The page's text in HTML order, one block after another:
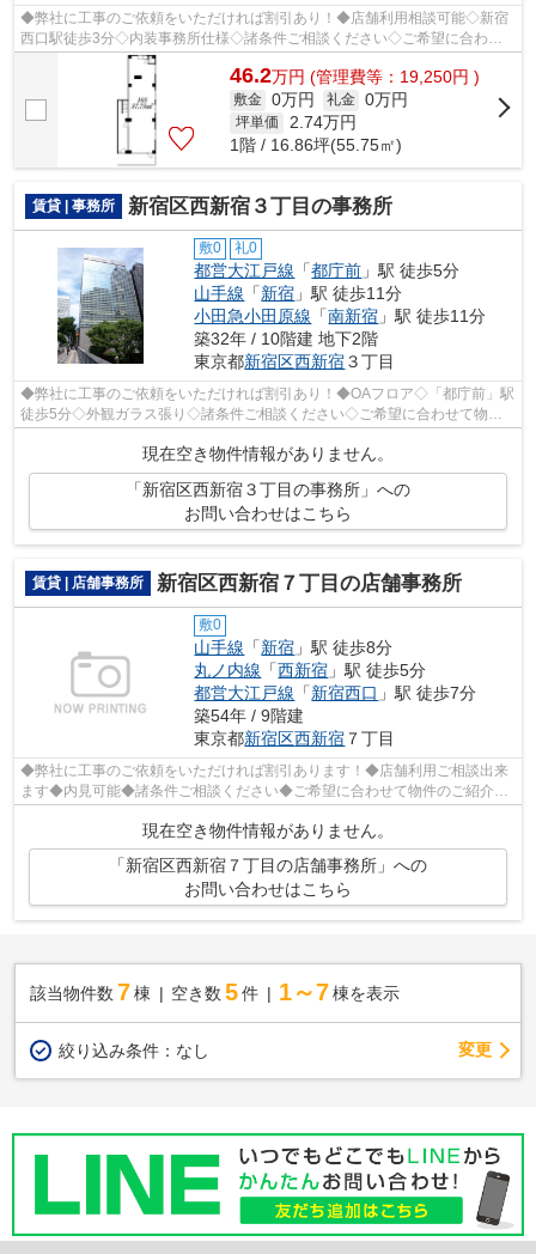
◆弊社に工事のご依頼をいただければ割引あり！◆店舗利用相談可能◇新宿
⻄⼝駅徒歩3分◇内装事務所仕様◇諸条件ご相談ください◇ご希望に合わせ
て物件のご提案が可能です◇お気軽にお問い合...
46.2万円 (管理費等：19,250円 )
敷金 0万円 礼金 0万円
坪単価 2.74万円
1階 / 16.86坪(55.75㎡)
賃貸 | 事務所 新宿区西新宿３丁目の事務所
敷0 礼0
都営大江戸線 「都庁前 」駅 徒歩5分
山手線 「新宿 」駅 徒歩11分
小田急小田原線 「南新宿 」駅 徒歩11分
築32年 / 10階建 地下2階
東京都新宿区西新宿３丁目
◆弊社に工事のご依頼をいただければ割引あり！◆OAフロア◇「都庁前」駅
徒歩5分◇外観ガラス張り◇諸条件ご相談ください◇ご希望に合わせて物件
現在空き物件情報がありません。
「新宿区西新宿３丁目の事務所」への
お問い合わせはこちら
賃貸 | 店舗事務所 新宿区西新宿７丁目の店舗事務所
敷0
山手線 「新宿 」駅 徒歩8分
丸ノ内線 「西新宿 」駅 徒歩5分
都営大江戸線 「新宿西口 」駅 徒歩7分
築54年 / 9階建
東京都新宿区西新宿 ７丁目
◆弊社に工事のご依頼をいただければ割引あります！◆店舗利用ご相談出来
ます◆内見可能◆諸条件ご相談ください◆ご希望に合わせて物件のご紹介可
能です◆業種・ご希望条件等お気軽にお問い...
現在空き物件情報がありません。
「新宿区西新宿７丁目の店舗事務所」への
お問い合わせはこちら
該当物件数 7棟 空き数 5 件 1～7 棟を表示
絞り込み条件： なし 変更